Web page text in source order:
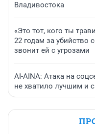
Владивостока
«Это тот, кого ты
22 годам за убийство
звонит ей с угрозами
AI-AINA: Атака на
не хватило лучшим и